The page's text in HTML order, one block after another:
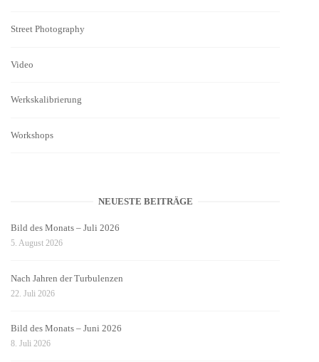
Street Photography
Video
Werkskalibrierung
Workshops
NEUESTE BEITRÄGE
Bild des Monats – Juli 2026
5. August 2026
Nach Jahren der Turbulenzen
22. Juli 2026
Bild des Monats – Juni 2026
8. Juli 2026